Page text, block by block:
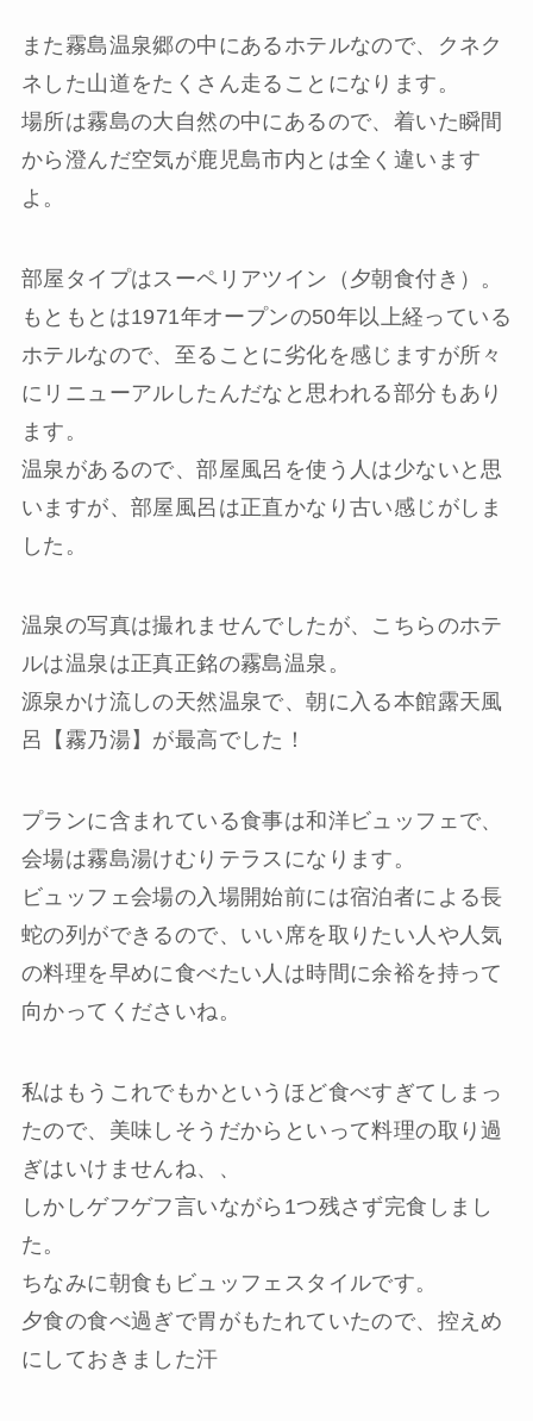
また霧島温泉郷の中にあるホテルなので、クネク
ネした山道をたくさん走ることになります。
場所は霧島の大自然の中にあるので、着いた瞬間
から澄んだ空気が鹿児島市内とは全く違います
よ。
部屋タイプはスーペリアツイン（夕朝食付き）。
もともとは1971年オープンの50年以上経っている
ホテルなので、至ることに劣化を感じますが所々
にリニューアルしたんだなと思われる部分もあり
ます。
温泉があるので、部屋風呂を使う人は少ないと思
いますが、部屋風呂は正直かなり古い感じがしま
した。
温泉の写真は撮れませんでしたが、こちらのホテ
ルは温泉は正真正銘の霧島温泉。
源泉かけ流しの天然温泉で、朝に入る本館露天風
呂【霧乃湯】が最高でした！
プランに含まれている食事は和洋ビュッフェで、
会場は霧島湯けむりテラスになります。
ビュッフェ会場の入場開始前には宿泊者による長
蛇の列ができるので、いい席を取りたい人や人気
の料理を早めに食べたい人は時間に余裕を持って
向かってくださいね。
私はもうこれでもかというほど食べすぎてしまっ
たので、美味しそうだからといって料理の取り過
ぎはいけませんね、、
しかしゲフゲフ言いながら1つ残さず完食しまし
た。
ちなみに朝食もビュッフェスタイルです。
夕食の食べ過ぎで胃がもたれていたので、控えめ
にしておきました汗